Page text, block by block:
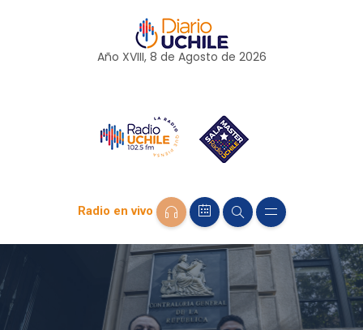
Año XVIII, 8 de Agosto de 2026
Radio en vivo